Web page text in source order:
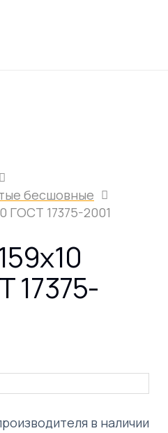
бесшовные
ГОСТ 17375-2001
17375-
в наличии